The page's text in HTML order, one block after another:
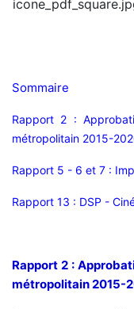
Sommaire
Rapport 2 :
métropolitain 2015-
Rapport 5 - 6 et 7 :
Rapport 13 : DSP -
Rapport 2 :
métropolitain 2015-